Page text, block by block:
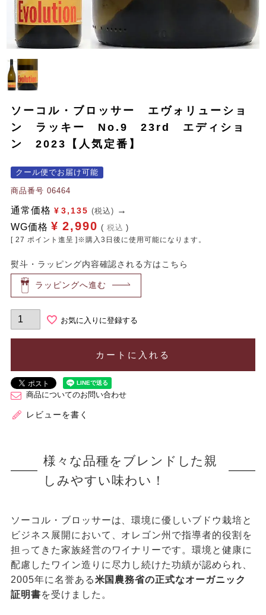
ソーコル・ブロッサー エヴォリューショ
ン ラッキー No.9 23rd エディショ
ン 2023【人気定番】
クール便でお届け可能
商品番号 06464
通常価格 ¥ 3,135 (税込)
WG価格 ¥ 2,990 税込
[ 27 ポイント進呈 ]※購入3日後に使用可能になります。
熨斗・ラッピング内容確認される方はこちら
ラッピングへ進む
お気に入りに登録する
カートに入れる
商品についてのお問い合わせ
レビューを書く
様々な品種をブレンドした親
しみやすい味わい！
ソーコル・ブロッサーは、環境に優しいブドウ栽培と
ビジネス展開において、オレゴン州で指導者的役割を
担ってきた家族経営のワイナリーです。環境と健康に
配慮したワイン造りに尽力し続けた功績が認められ、
2005年に名誉ある米国農務省の正式なオーガニック
証明書を受けました。